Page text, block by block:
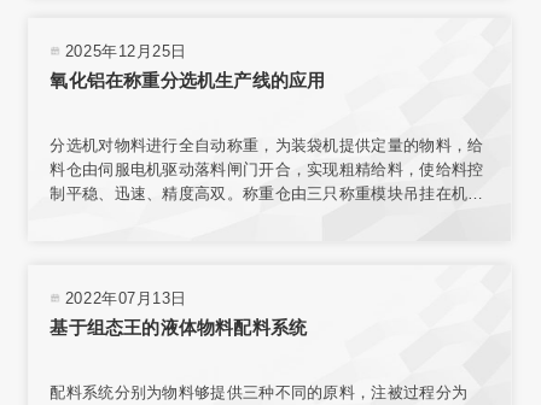
2025年12月25日
氧化铝在称重分选机生产线的应用
分选机对物料进行全自动称重，为装袋机提供定量的物料，给
料仓由伺服电机驱动落料闸门开合，实现粗精给料，使给料控
制平稳、迅速、精度高双。称重仓由三只称重模块吊挂在机架
量，称量模块固定在网板上，且允许重新安装传感器排列位置
或选择网板不同区域安装。
2022年07月13日
基于组态王的液体物料配料系统
配料系统分别为物料够提供三种不同的原料，注被过程分为